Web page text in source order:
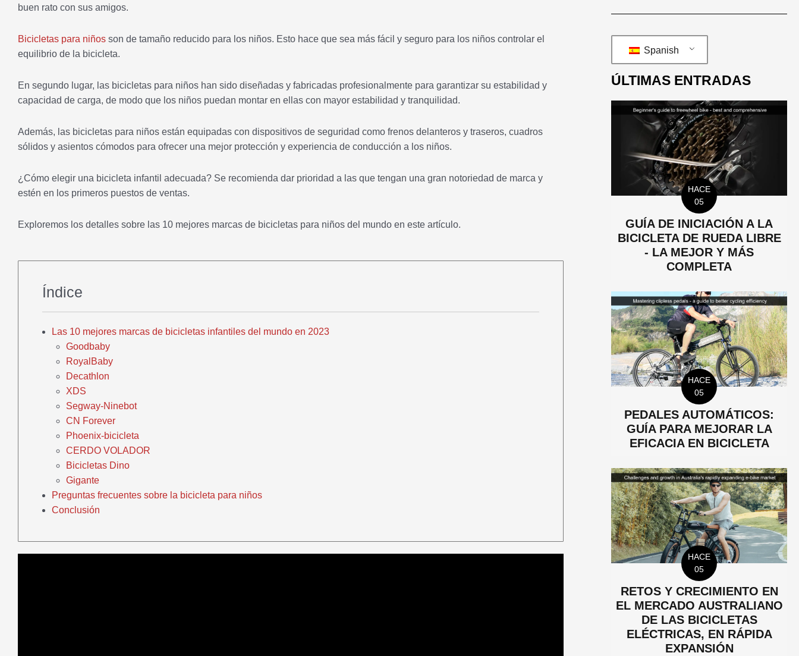
buen rato con sus amigos.
Bicicletas para niños son de tamaño reducido para los niños. Esto hace que sea más fácil y seguro para los niños controlar el
equilibrio de la bicicleta.
En segundo lugar, las bicicletas para niños han sido diseñadas y fabricadas profesionalmente para garantizar su estabilidad y
capacidad de carga, de modo que los niños puedan montar en ellas con mayor estabilidad y tranquilidad.
Además, las bicicletas para niños están equipadas con dispositivos de seguridad como frenos delanteros y traseros, cuadros
sólidos y asientos cómodos para ofrecer una mejor protección y experiencia de conducción a los niños.
¿Cómo elegir una bicicleta infantil adecuada? Se recomienda dar prioridad a las que tengan una gran notoriedad de marca y
estén en los primeros puestos de ventas.
Exploremos los detalles sobre las 10 mejores marcas de bicicletas para niños del mundo en este artículo.
Índice
Las 10 mejores marcas de bicicletas infantiles del mundo en 2023
Goodbaby
RoyalBaby
Decathlon
XDS
Segway-Ninebot
CN Forever
Phoenix-bicicleta
CERDO VOLADOR
Bicicletas Dino
Gigante
Preguntas frecuentes sobre la bicicleta para niños
Conclusión
Spanish
ÚLTIMAS ENTRADAS
HACE
05
GUÍA DE INICIACIÓN A LA
BICICLETA DE RUEDA LIBRE
- LA MEJOR Y MÁS
COMPLETA
HACE
05
PEDALES AUTOMÁTICOS:
GUÍA PARA MEJORAR LA
EFICACIA EN BICICLETA
HACE
05
RETOS Y CRECIMIENTO EN
EL MERCADO AUSTRALIANO
DE LAS BICICLETAS
ELÉCTRICAS, EN RÁPIDA
EXPANSIÓN